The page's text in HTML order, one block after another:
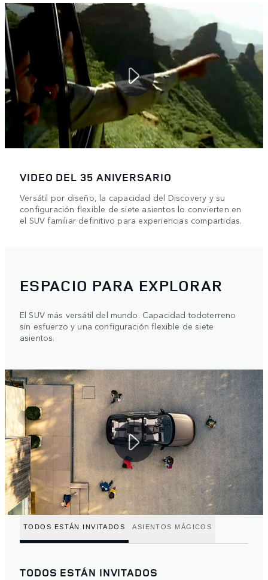
VIDEO DEL 35 ANIVERSARIO
Versátil por diseño, la capacidad del Discovery y su
configuración flexible de siete asientos lo convierten en
el SUV familiar definitivo para experiencias compartidas.
ESPACIO PARA EXPLORAR
El SUV más versátil del mundo. Capacidad todoterreno
sin esfuerzo y una configuración flexible de siete
asientos.
TODOS ESTÁN INVITADOS ASIENTOS MÁGICOS
TODOS ESTÁN INVITADOS